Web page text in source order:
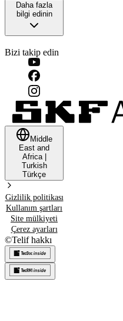
Daha fazla
bilgi edinin
Bizi takip edin
Middle
East and
Africa|
Turkish
Türkçe
Gizlilik politikası
Kullanım şartları
Site mülkiyeti
Çerez ayarları
©Telif hakkı